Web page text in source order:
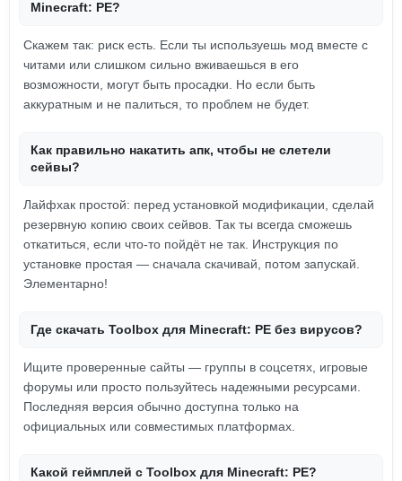
Minecraft: PE?
Скажем так: риск есть. Если ты используешь мод вместе с
читами или слишком сильно вживаешься в его
возможности, могут быть просадки. Но если быть
аккуратным и не палиться, то проблем не будет.
Как правильно накатить апк, чтобы не слетели
сейвы?
Лайфхак простой: перед установкой модификации, сделай
резервную копию своих сейвов. Так ты всегда сможешь
откатиться, если что-то пойдёт не так. Инструкция по
установке простая — сначала скачивай, потом запускай.
Элементарно!
Где скачать Toolbox для Minecraft: PE без вирусов?
Ищите проверенные сайты — группы в соцсетях, игровые
форумы или просто пользуйтесь надежными ресурсами.
Последняя версия обычно доступна только на
официальных или совместимых платформах.
Какой геймплей с Toolbox для Minecraft: PE?